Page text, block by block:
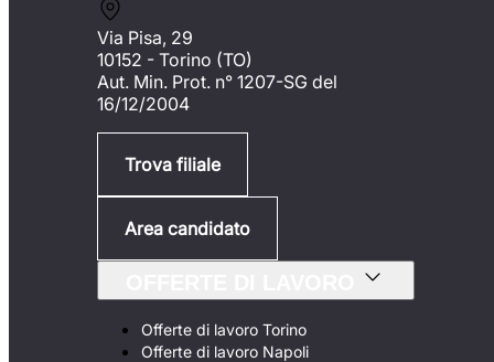
Via Pisa, 29
10152 - Torino (TO)
Aut. Min. Prot. n° 1207-SG del
16/12/2004
Trova filiale
Area candidato
Offerte di lavoro Torino
Offerte di lavoro Napoli